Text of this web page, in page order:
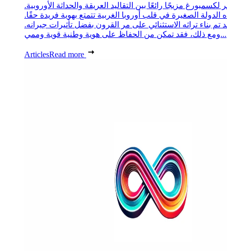
لكسمبورغ مزيجًا رائعًا بين التقاليد العريقة والحداثة الأوروبية.
الدولة الصغيرة في قلب أوروبا الغربية تتمتع بهوية فريدة حقًا.
تم بناء تراثه الاستثنائي على مر القرون بفضل تأثيرات جيرانه.
ومع ذلك، فقد تمكن من الحفاظ على هوية وطنية قوية وممي...
ArticlesRead more